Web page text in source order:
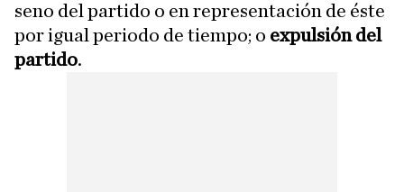
seno del partido o en representación de éste
por igual periodo de tiempo; o expulsión del
partido.